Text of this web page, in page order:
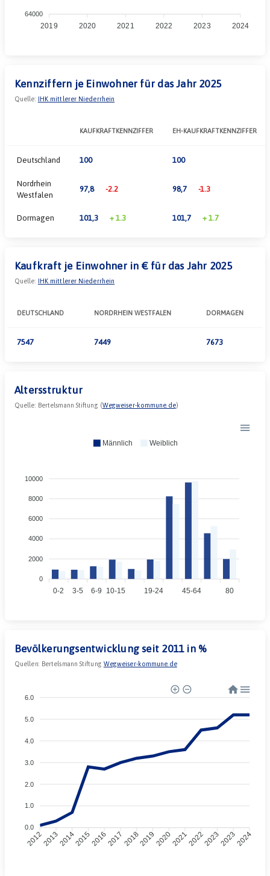
64000
2019 2020 2021 2022 2023 2024
Kennziffern je Einwohner für das Jahr 2025
Quelle: IHK mittlerer Niederrhein
KAUFKRAFTKENNZIFFER EH-KAUFKRAFTKENNZIFFER
Deutschland 100 100
Nordrhein
Westfalen
97,8 -2.2 98,7 -1.3
Dormagen 101,3 + 1.3 101,7 + 1.7
Kaufkraft je Einwohner in € für das Jahr 2025
Quelle: IHK mittlerer Niederrhein
DEUTSCHLAND NORDRHEIN WESTFALEN DORMAGEN
7547 7449 7673
Altersstruktur
Quelle: Bertelsmann Stiftung (Wegweiser-kommune.de)
Männlich Weiblich
10000
8000
6000
4000
2000
0
0-2 3-5 6-9 10-15 19-24 45-64 80
Bevölkerungsentwicklung seit 2011 in %
Quellen: Bertelsmann Stiftung Wegweiser-kommune.de
6.0
5.0
4.0
3.0
2.0
1.0
0.0
20122013201420152016201720182019202020212022202320232024